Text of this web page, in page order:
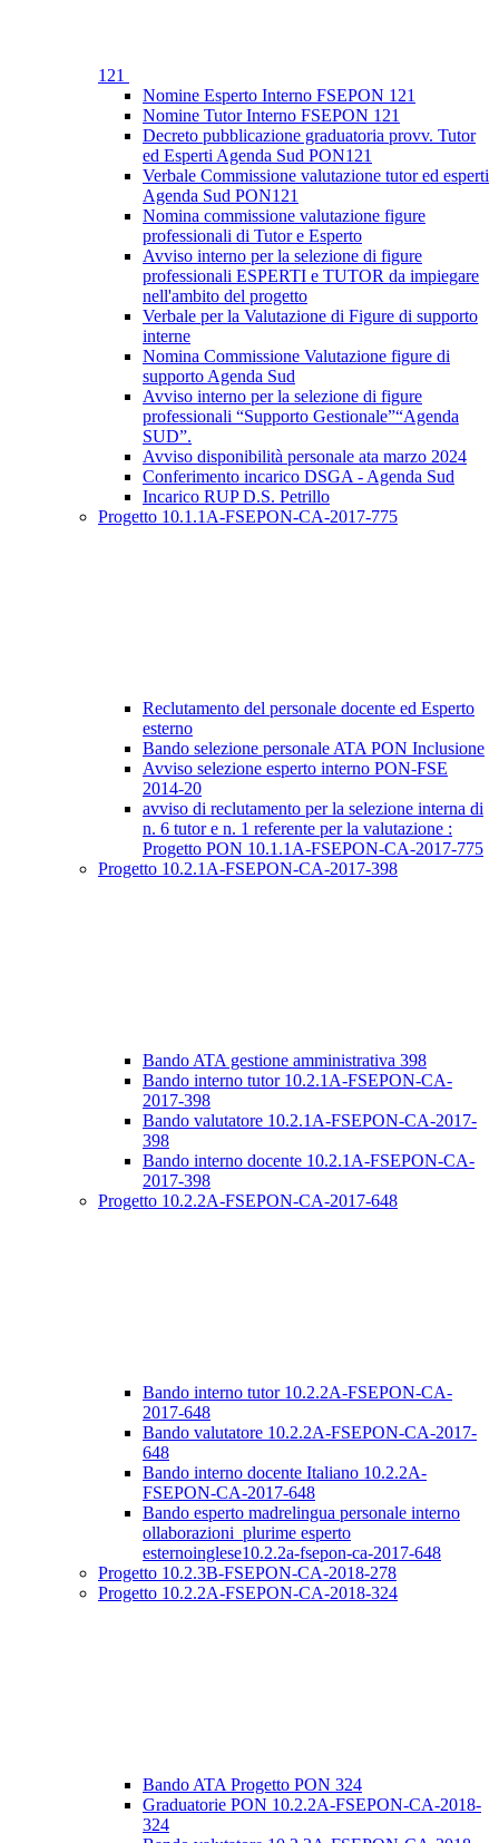
121
Nomine Esperto Interno FSEPON 121
Nomine Tutor Interno FSEPON 121
Decreto pubblicazione graduatoria provv. Tutor
ed Esperti Agenda Sud PON121
Verbale Commissione valutazione tutor ed esperti
Agenda Sud PON121
Nomina commissione valutazione figure
professionali di Tutor e Esperto
Avviso interno per la selezione di figure
professionali ESPERTI e TUTOR da impiegare
nell'ambito del progetto
Verbale per la Valutazione di Figure di supporto
interne
Nomina Commissione Valutazione figure di
supporto Agenda Sud
Avviso interno per la selezione di figure
professionali “Supporto Gestionale”“Agenda
SUD”.
Avviso disponibilità personale ata marzo 2024
Conferimento incarico DSGA - Agenda Sud
Incarico RUP D.S. Petrillo
Progetto 10.1.1A-FSEPON-CA-2017-775
Reclutamento del personale docente ed Esperto
esterno
Bando selezione personale ATA PON Inclusione
Avviso selezione esperto interno PON-FSE
2014-20
avviso di reclutamento per la selezione interna di
n. 6 tutor e n. 1 referente per la valutazione :
Progetto PON 10.1.1A-FSEPON-CA-2017-775
Progetto 10.2.1A-FSEPON-CA-2017-398
Bando ATA gestione amministrativa 398
Bando interno tutor 10.2.1A-FSEPON-CA-
2017-398
Bando valutatore 10.2.1A-FSEPON-CA-2017-
398
Bando interno docente 10.2.1A-FSEPON-CA-
2017-398
Progetto 10.2.2A-FSEPON-CA-2017-648
Bando interno tutor 10.2.2A-FSEPON-CA-
2017-648
Bando valutatore 10.2.2A-FSEPON-CA-2017-
648
Bando interno docente Italiano 10.2.2A-
FSEPON-CA-2017-648
Bando esperto madrelingua personale interno
ollaborazioni_plurime esperto
esternoinglese10.2.2a-fsepon-ca-2017-648
Progetto 10.2.3B-FSEPON-CA-2018-278
Progetto 10.2.2A-FSEPON-CA-2018-324
Bando ATA Progetto PON 324
Graduatorie PON 10.2.2A-FSEPON-CA-2018-
324